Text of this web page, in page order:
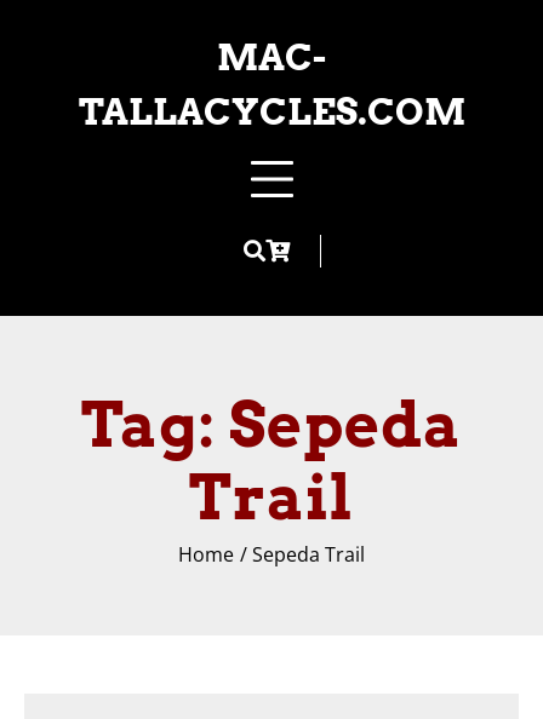
MAC-
TALLACYCLES.COM
Tag: Sepeda
Trail
Home Sepeda Trail